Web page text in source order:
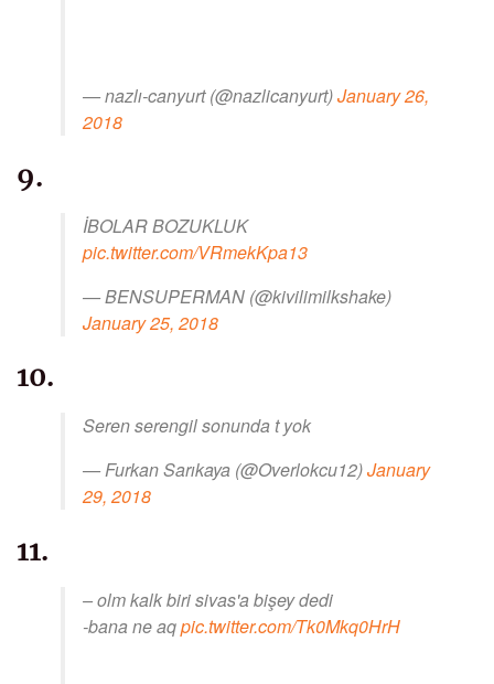
— nazlı-canyurt (@nazlicanyurt)January 26,
2018
9.
İBOLAR BOZUKLUK
pic.twitter.com/VRmekKpa13
— BENSUPERMAN (@kivilimilkshake)
January 25, 2018
10.
Seren serengil sonunda t yok
— Furkan Sarıkaya (@Overlokcu12)January
29, 2018
11.
– olm kalk biri sivas'a bişey dedi
-bana ne aqpic.twitter.com/Tk0Mkq0HrH